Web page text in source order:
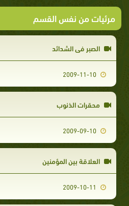
مرئيات من نفس القسم
الصبر في الشدائد
محقرات الذنوب
العلاقة بين المؤمنين